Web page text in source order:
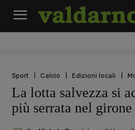
Sport Calcio Edizioni locali
La lotta salvezza si
più serrata nel